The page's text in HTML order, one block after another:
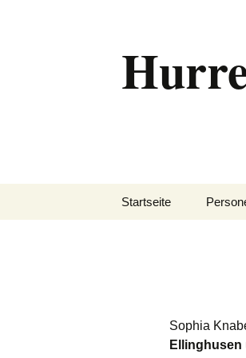
Startseite
Sophia
Ellinghusen